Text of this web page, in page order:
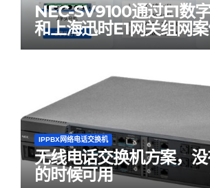
NEC-SV9100通过E1数
和上海迅时E1网关组网
IPPBX网络电话交换机
无线电话交换机方案，
的时候可用